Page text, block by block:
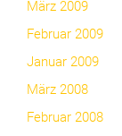
März 2009
Februar 2009
Januar 2009
März 2008
Februar 2008